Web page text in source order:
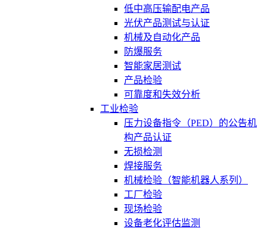
低中高压输配电产品
光伏产品测试与认证
机械及自动化产品
防爆服务
智能家居测试
产品检验
可靠度和失效分析
工业检验
压力设备指令（PED）的公告机
构产品认证
无损检测
焊接服务
机械检验（智能机器人系列）
工厂检验
现场检验
设备老化评估监测